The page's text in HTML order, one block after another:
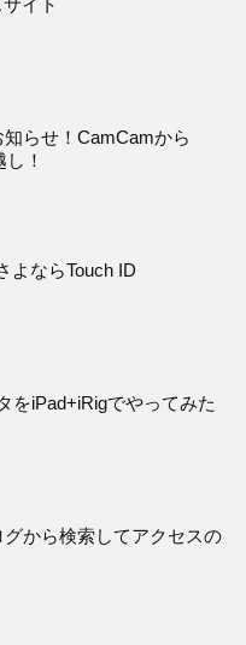
らせ！CamCamから
！
よならTouch ID
をiPad+iRigでやってみた
から検索してアクセスの